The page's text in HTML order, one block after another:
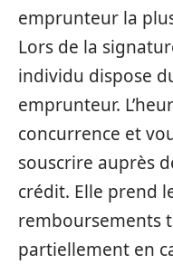
emprunteur la
Lors de la
individu dispose
emprunteur.
concurrence et
souscrire auprès
crédit. Elle prend
remboursements
partiellement en